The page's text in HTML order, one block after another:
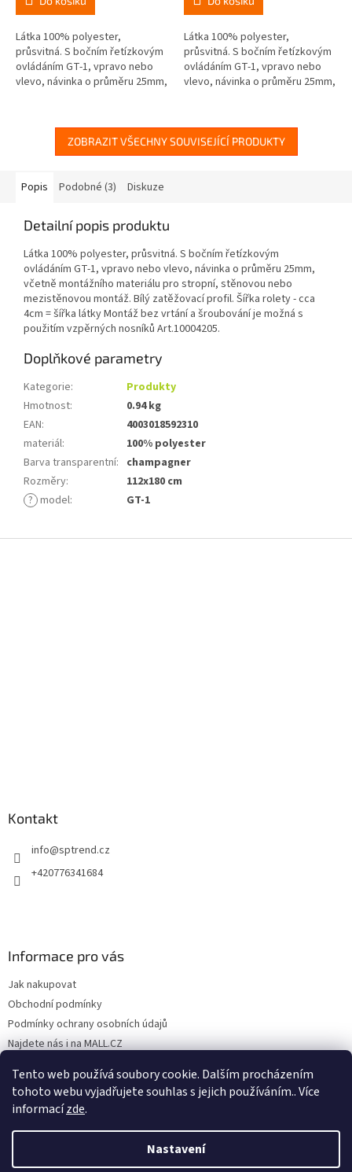
Tento web používá soubory cookie. Dalším procházením
tohoto webu vyjadřujete souhlas s jejich používáním.. Více
informacízde.
Nastavení
Látka 100% polyester,
průsvitná. S bočním řetízkovým
ovládáním GT-1, vpravo nebo
vlevo, návinka o průměru 25mm,
Látka 100% polyester,
průsvitná. S bočním řetízkovým
ovládáním GT-1, vpravo nebo
vlevo, návinka o průměru 25mm,
ZOBRAZIT VŠECHNY SOUVISEJÍCÍ PRODUKTY
Popis Podobné (3) Diskuze
Detailní popis produktu
Látka 100% polyester, průsvitná. S bočním řetízkovým
ovládáním GT-1, vpravo nebo vlevo, návinka o průměru 25mm,
včetně montážního materiálu pro stropní, stěnovou nebo
mezistěnovou montáž. Bílý zatěžovací profil. Šířka rolety - cca
4cm = šířka látky Montáž bez vrtání a šroubování je možná s
použitím vzpěrných nosníků Art.10004205.
Doplňkové parametry
Kategorie:
Produkty
Hmotnost:
0.94 kg
EAN:
4003018592310
materiál:
100% polyester
Barva transparentní: champagner
Rozměry:
112x180 cm
? model: GT-1
Kontakt
info@sptrend.cz
+420776341684
Informace pro vás
Jak nakupovat
Obchodní podmínky
Podmínky ochrany osobních údajů
Najdete nás i na MALL.CZ
Formulář pro uplatnění reklamace
Vytvořil Shoptet